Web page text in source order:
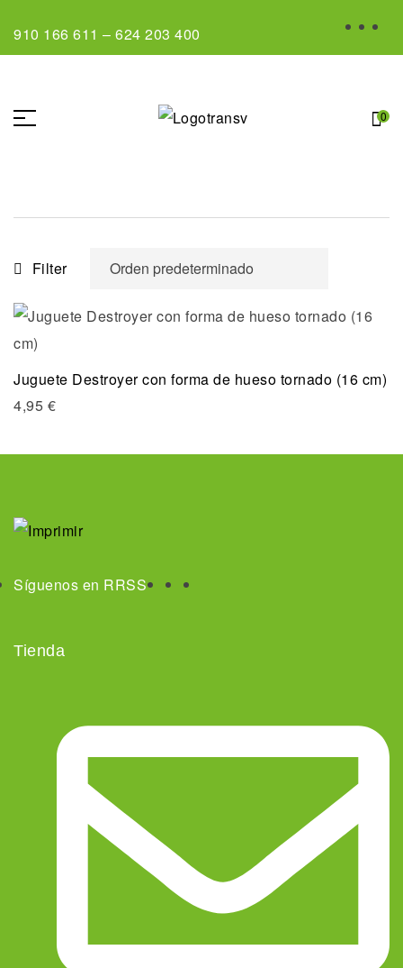
910 166 611 – 624 203 400
0
Filter
Juguete Destroyer con forma de hueso tornado (16 cm)
4,95 €
Síguenos en RRSS
Tienda